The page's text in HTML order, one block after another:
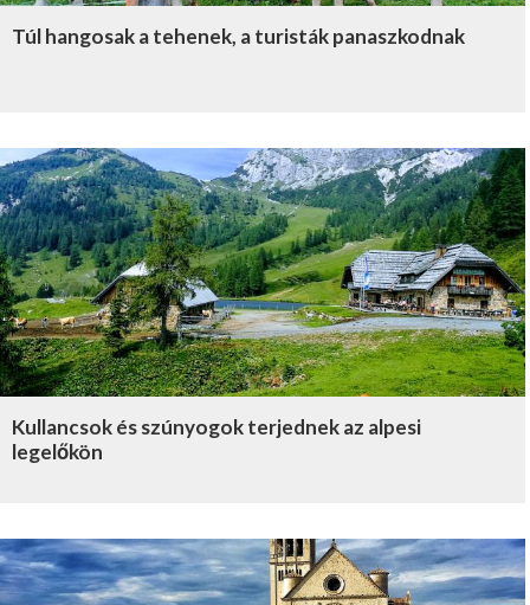
Túl hangosak a tehenek, a turisták panaszkodnak
Kullancsok és szúnyogok terjednek az alpesi
legelőkön